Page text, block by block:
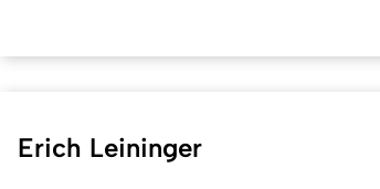
Erich Leininger